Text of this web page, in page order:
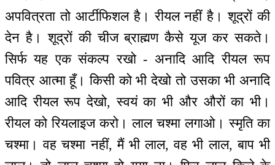
अपवित्रता तो आर्टीफिशल है। रीयल नहीं है। शूद्रों की
देन है। शूद्रों की चीज ब्राह्मण कैसे यूज कर सकते।
सिर्फ यह एक संकल्प रखो - अनादि आदि रीयल रूप
पवित्र आत्मा हूँ। किसी को भी देखो तो उसका भी अनादि
आदि रीयल रूप देखो, स्वयं का भी और औरों का भी।
रीयल को रियलाइज करो। लाल चश्मा लगाओ। स्मृति का
चश्मा। वह चश्मा नहीं, मैं भी लाल, वह भी लाल, बाप भी